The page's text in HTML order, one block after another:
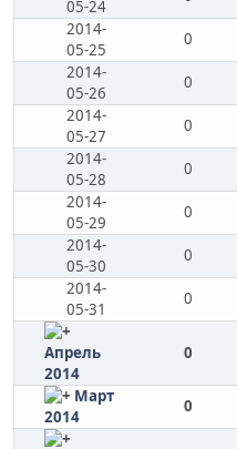
05-24
2014-
05-25
0
2014-
05-26
0
2014-
05-27
0
2014-
05-28
0
2014-
05-29
0
2014-
05-30
0
2014-
05-31
0
Апрель
2014
0
Март
2014
0